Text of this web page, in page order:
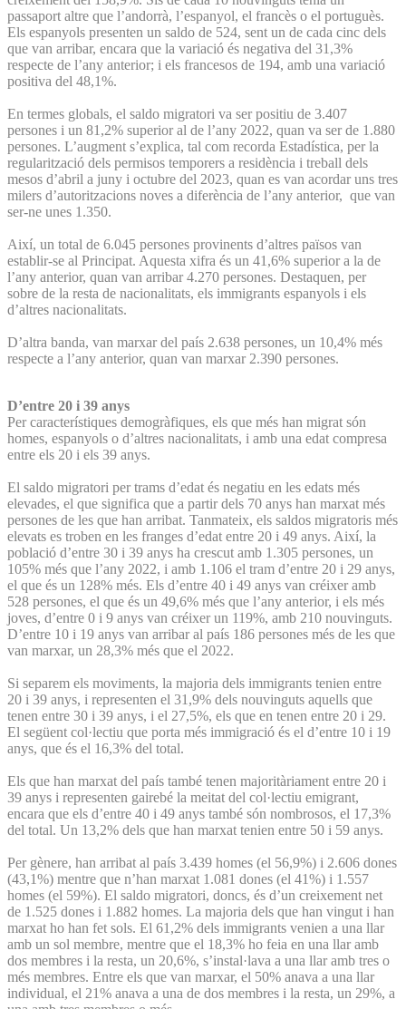
passaport altre que l’andorrà, l’espanyol, el francès o el portuguès.
Els espanyols presenten un saldo de 524, sent un de cada cinc dels
que van arribar, encara que la variació és negativa del 31,3%
respecte de l’any anterior; i els francesos de 194, amb una variació
positiva del 48,1%.
En termes globals, el saldo migratori va ser positiu de 3.407
persones i un 81,2% superior al de l’any 2022, quan va ser de 1.880
persones. L’augment s’explica, tal com recorda Estadística, per la
regularització dels permisos temporers a residència i treball dels
mesos d’abril a juny i octubre del 2023, quan es van acordar uns tres
milers d’autoritzacions noves a diferència de l’any anterior, que van
ser-ne unes 1.350.
Així, un total de 6.045 persones provinents d’altres països van
establir-se al Principat. Aquesta xifra és un 41,6% superior a la de
l’any anterior, quan van arribar 4.270 persones. Destaquen, per
sobre de la resta de nacionalitats, els immigrants espanyols i els
d’altres nacionalitats.
D’altra banda, van marxar del país 2.638 persones, un 10,4% més
respecte a l’any anterior, quan van marxar 2.390 persones.
D’entre 20 i 39 anys
Per característiques demogràfiques, els que més han migrat són
homes, espanyols o d’altres nacionalitats, i amb una edat compresa
entre els 20 i els 39 anys.
El saldo migratori per trams d’edat és negatiu en les edats més
elevades, el que significa que a partir dels 70 anys han marxat més
persones de les que han arribat. Tanmateix, els saldos migratoris més
elevats es troben en les franges d’edat entre 20 i 49 anys. Així, la
població d’entre 30 i 39 anys ha crescut amb 1.305 persones, un
105% més que l’any 2022, i amb 1.106 el tram d’entre 20 i 29 anys,
el que és un 128% més. Els d’entre 40 i 49 anys van créixer amb
528 persones, el que és un 49,6% més que l’any anterior, i els més
joves, d’entre 0 i 9 anys van créixer un 119%, amb 210 nouvinguts.
D’entre 10 i 19 anys van arribar al país 186 persones més de les que
van marxar, un 28,3% més que el 2022.
Si separem els moviments, la majoria dels immigrants tenien entre
20 i 39 anys, i representen el 31,9% dels nouvinguts aquells que
tenen entre 30 i 39 anys, i el 27,5%, els que en tenen entre 20 i 29.
El següent col·lectiu que porta més immigració és el d’entre 10 i 19
anys, que és el 16,3% del total.
Els que han marxat del país també tenen majoritàriament entre 20 i
39 anys i representen gairebé la meitat del col·lectiu emigrant,
encara que els d’entre 40 i 49 anys també són nombrosos, el 17,3%
del total. Un 13,2% dels que han marxat tenien entre 50 i 59 anys.
Per gènere, han arribat al país 3.439 homes (el 56,9%) i 2.606 dones
(43,1%) mentre que n’han marxat 1.081 dones (el 41%) i 1.557
homes (el 59%). El saldo migratori, doncs, és d’un creixement net
de 1.525 dones i 1.882 homes. La majoria dels que han vingut i han
marxat ho han fet sols. El 61,2% dels immigrants venien a una llar
amb un sol membre, mentre que el 18,3% ho feia en una llar amb
dos membres i la resta, un 20,6%, s’instal·lava a una llar amb tres o
més membres. Entre els que van marxar, el 50% anava a una llar
individual, el 21% anava a una de dos membres i la resta, un 29%, a